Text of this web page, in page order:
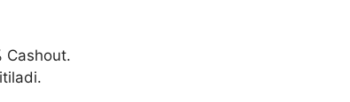
Cashout.